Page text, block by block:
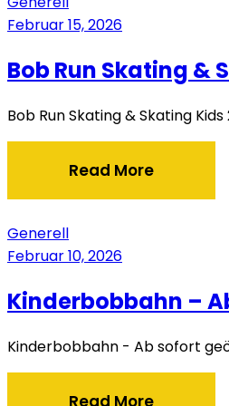
Februar 15, 2026
Bob Run Skating &
Bob Run Skating & Skating Kids
Read More
Generell
Februar 10, 2026
Kinderbobbahn –
Kinderbobbahn - Ab sofort
Read More